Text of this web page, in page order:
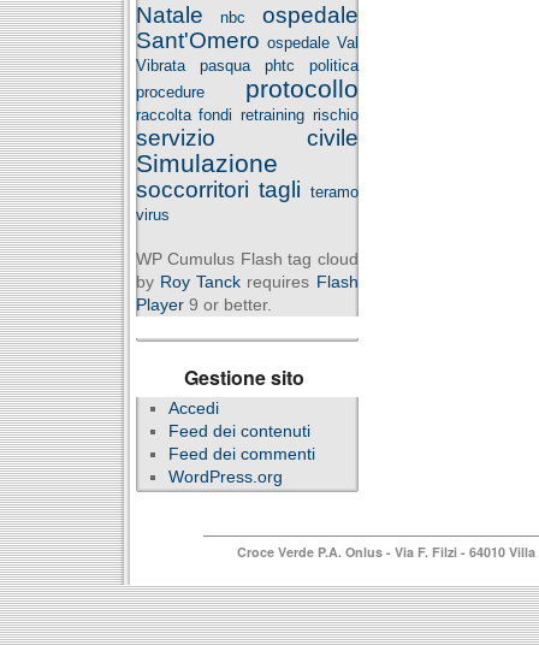
Natale nbc
ospedale
Sant'Omero ospedale Val
Vibrata
pasqua phtc
politica
procedure
protocollo
raccolta fondi retraining rischio
servizio civile
Simulazione
soccorritori tagli teramo
virus
WP Cumulus Flash tag cloud
by Roy Tanck requires Flash
Player9 or better.
Gestione sito
Accedi
Feed dei contenuti
Feed dei commenti
WordPress.org
Croce Verde P.A. Onlus - Via F. Filzi - 64010